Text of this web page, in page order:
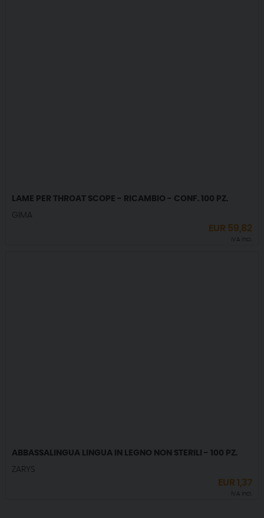
LAME PER THROAT SCOPE - RICAMBIO - CONF. 100 PZ.
GIMA
EUR 59,82
IVA incl.
ABBASSALINGUA LINGUA IN LEGNO NON STERILI - 100 PZ.
ZARYS
EUR1,37
IVA incl.